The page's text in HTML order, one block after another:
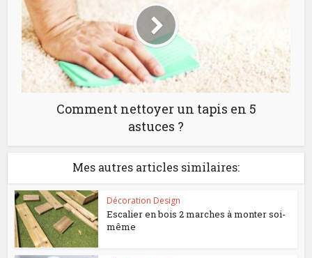
Comment nettoyer un tapis en 5
astuces ?
Mes autres articles similaires:
Décoration Design
Escalier en bois 2 marches à monter soi-
même